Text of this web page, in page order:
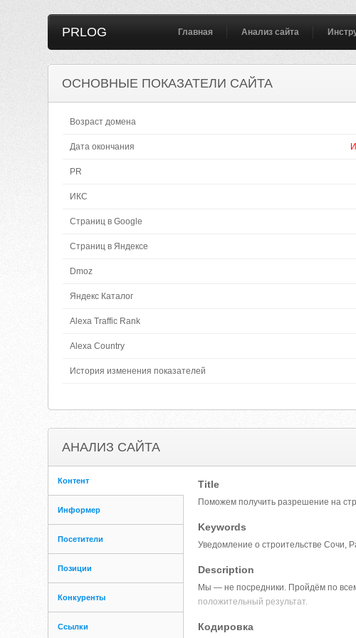
PRLOG Главная Анализ сайта
ОСНОВНЫЕ ПОКАЗАТЕЛИ САЙТА
Возраст домена
Дата окончания
PR
ИКС
Страниц в Google
Страниц в Яндексе
Dmoz
Яндекс Каталог
Alexa Traffic Rank
Alexa Country
История изменения показателей
АНАЛИЗ САЙТА
Контент
Информер
Посетители
Позиции
Конкуренты
Ссылки
Title
Поможем получить разрешение на
Keywords
Уведомление о строительстве Сочи,
Description
Мы — не посредники. Пройдём по
положительный результат.
Кодировка